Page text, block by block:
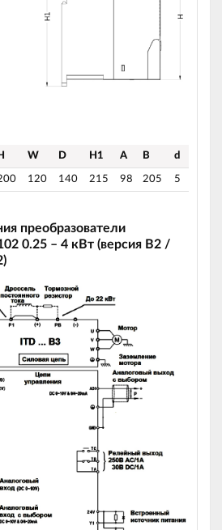
H W D H1 A B d
120 140 215 98 205 5
преобразователи
0.25 – 4 кВт (версия B2 /